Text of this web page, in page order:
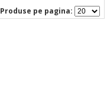
Produse pe pagina: